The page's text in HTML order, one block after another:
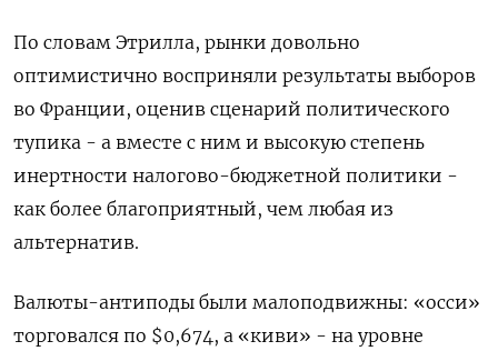
По словам Этрилла, рынки довольно
оптимистично восприняли результаты выборов
во Франции, оценив сценарий политического
тупика - а вместе с ним и высокую степень
инертности налогово-бюджетной политики -
как более благоприятный, чем любая из
альтернатив.
Валюты-антиподы были малоподвижны: «осси»
торговался по $0,674, а «киви» - на уровне